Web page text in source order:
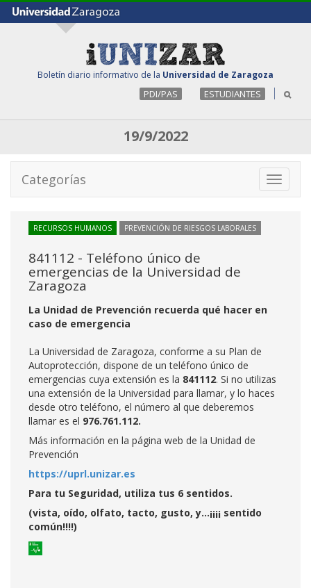
Boletín diario informativo de la Universidad de Zaragoza
PDI/PAS ESTUDIANTES
19/9/2022
Toggle
Categorías
RECURSOS HUMANOS PREVENCIÓN DE RIESGOS LABORALES
841112 - Teléfono único de
emergencias de la Universidad de
Zaragoza
La Unidad de Prevención recuerda qué hacer en
caso de emergencia
La Universidad de Zaragoza, conforme a su Plan de
Autoprotección, dispone de un teléfono único de
emergencias cuya extensión es la 841112. Si no utilizas
una extensión de la Universidad para llamar, y lo haces
desde otro teléfono, el número al que deberemos
llamar es el 976.761.112.
Más información en la página web de la Unidad de
Prevención
https://uprl.unizar.es
Para tu Seguridad, utiliza tus 6 sentidos.
(vista, oído, olfato, tacto, gusto, y...¡¡¡¡ sentido
común!!!!)